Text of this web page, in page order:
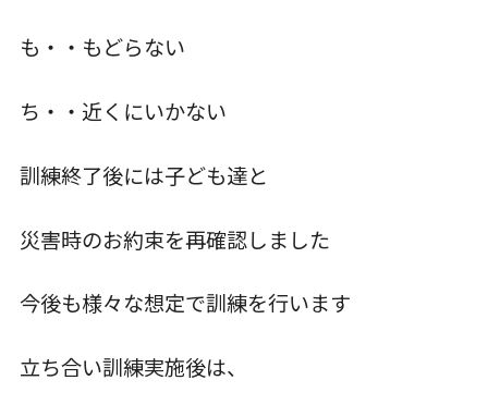
TEL.0476-36-5161
在園児用各種届出書類
も・・もどらない
ち・・近くにいかない
訓練終了後には子ども達と
災害時のお約束を再確認しました
今後も様々な想定で訓練を行います
立ち合い訓練実施後は、